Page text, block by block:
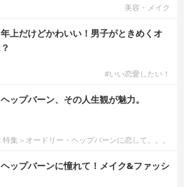
美容・メイク
上だけどかわいい！男子がときめくオ
#いい恋愛したい！
ップバーン、その人生観が魅力。
特集＞オードリー・ヘップバーンに恋して。。。
ップバーンに憧れて！メイク&ファッシ